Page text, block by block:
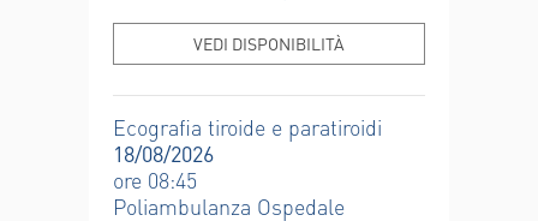
VEDI DISPONIBILITÀ
Ecografia tiroide e paratiroidi
18/08/2026
ore 08:45
Poliambulanza Ospedale